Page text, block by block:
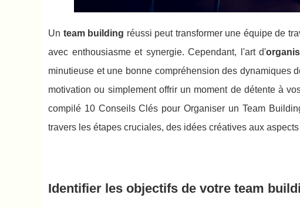
Un team building réussi peut transformer une équipe de
avec enthousiasme et synergie. Cependant, l'art d'
minutieuse et une bonne compréhension des dynamiques
motivation ou simplement offrir un moment de détente à
compilé 10 Conseils Clés pour Organiser un Team
travers les étapes cruciales, des idées créatives aux
Identifier les objectifs de votre team